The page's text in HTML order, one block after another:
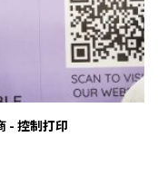
- 控制打印